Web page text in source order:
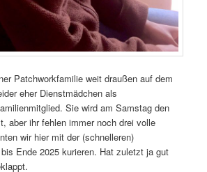
Patchworkfamilie weit draußen auf dem
eher Dienstmädchen als
Sie wird am Samstag den
aber ihr fehlen immer noch drei volle
wir hier mit der (schnelleren)
Ende 2025 kurieren. Hat zuletzt ja gut